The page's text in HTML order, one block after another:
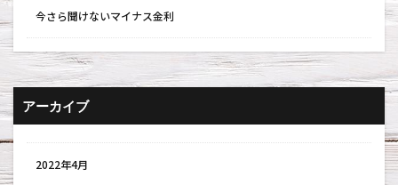
今さら聞けないマイナス金利
アーカイブ
2022年4月